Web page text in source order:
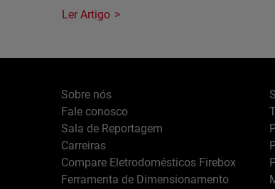
Ler Artigo
Sobre nós
Fale conosco
Sala de Reportagem
Carreiras
Compare Eletrodomésticos Firebox
Ferramenta de Dimensionamento